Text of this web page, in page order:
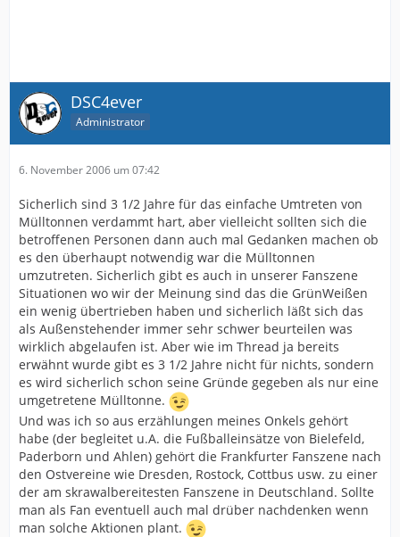
DSC4ever
Administrator
6. November 2006 um 07:42
Sicherlich sind 3 1/2 Jahre für das einfache Umtreten von
Mülltonnen verdammt hart, aber vielleicht sollten sich die
betroffenen Personen dann auch mal Gedanken machen ob
es den überhaupt notwendig war die Mülltonnen
umzutreten. Sicherlich gibt es auch in unserer Fanszene
Situationen wo wir der Meinung sind das die GrünWeißen
ein wenig übertrieben haben und sicherlich läßt sich das
als Außenstehender immer sehr schwer beurteilen was
wirklich abgelaufen ist. Aber wie im Thread ja bereits
erwähnt wurde gibt es 3 1/2 Jahre nicht für nichts, sondern
es wird sicherlich schon seine Gründe gegeben als nur eine
umgetretene Mülltonne.
Und was ich so aus erzählungen meines Onkels gehört
habe (der begleitet u.A. die Fußballeinsätze von Bielefeld,
Paderborn und Ahlen) gehört die Frankfurter Fanszene nach
den Ostvereine wie Dresden, Rostock, Cottbus usw. zu einer
der am skrawalbereitesten Fanszene in Deutschland. Sollte
man als Fan eventuell auch mal drüber nachdenken wenn
man solche Aktionen plant.